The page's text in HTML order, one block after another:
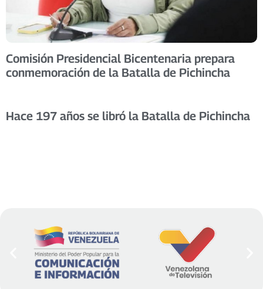
Comisión Presidencial Bicentenaria prepara
conmemoración de la Batalla de Pichincha
Hace 197 años se libró la Batalla de Pichincha